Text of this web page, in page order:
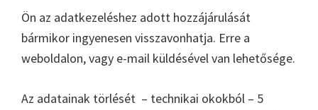
Ön az adatkezeléshez adott hozzájárulását
bármikor ingyenesen visszavonhatja. Erre a
weboldalon, vagy e-mail küldésével van lehetősége.
Az adatainak törlését – technikai okokból – 5